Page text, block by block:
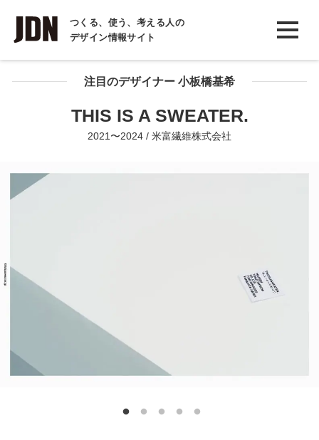
つくる、使う、考える人の
デザイン情報サイト
INTERVIEW
インタビュー
REPORT
COLUMN
注目のデザイナー 小板橋基希
THIS IS A SWEATER.
2021〜2024 / 米富繊維株式会社